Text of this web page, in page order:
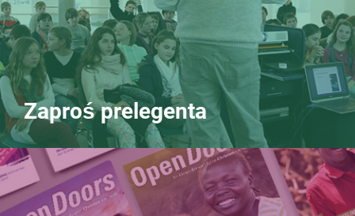
Zaproś prelegenta